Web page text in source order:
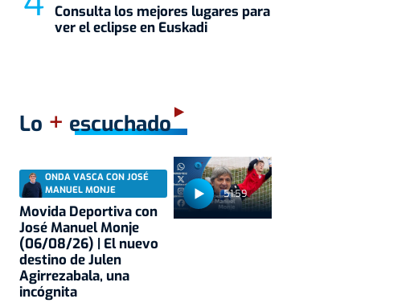
Consulta los mejores lugares para
ver el eclipse en Euskadi
Lo + escuchado
51:59
ONDA VASCA CON JOSÉ
MANUEL MONJE
Movida Deportiva con
José Manuel Monje
(06/08/26) | El nuevo
destino de Julen
Agirrezabala, una
incógnita